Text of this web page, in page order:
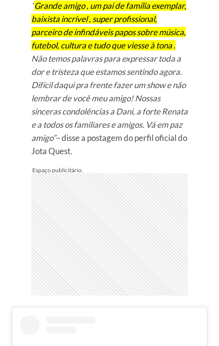
“Grande amigo , um pai de família exemplar,
baixista incrível , super profissional,
parceiro de infindáveis papos sobre música,
futebol, cultura e tudo que viesse à tona .
Não temos palavras para expressar toda a
dor e tristeza que estamos sentindo agora.
Difícil daqui pra frente fazer um show e não
lembrar de você meu amigo! Nossas
sinceras condolências a Dani, a forte Renata
e a todos os familiares e amigos. Vá em paz
amigo”– disse a postagem do perfil oficial do
Jota Quest.